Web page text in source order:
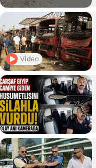
Video